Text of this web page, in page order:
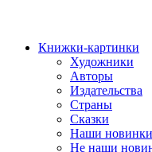
Книжки-картинки
Художники
Авторы
Издательства
Страны
Сказки
Наши новинки
Не наши